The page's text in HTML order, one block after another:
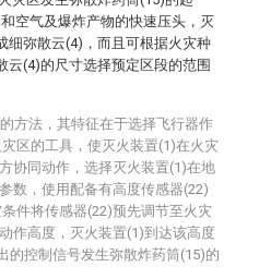
空气及爆炸产物的快速压头，灭
细弥散云(4)，而且可根据火灾种
云(4)的尺寸选择预定区段的范围
方法，其特征在于选择飞行器作
区的工具，使灭火装置(1)在火灾
协同动作，选择灭火装置(1)在地
数，使用配备有高度传感器(22)
件将传感器(22)预先调节至火灾
作高度，灭火装置(1)到达该高度
的控制信号发生弥散炸药筒(15)的